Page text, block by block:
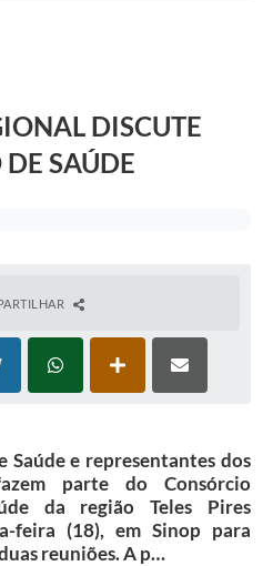
DISCUTE
SAÚDE
Saúde e representantes dos
parte do Consórcio
da região Teles Pires
feira (18), em Sinop para
reuniões. A p…